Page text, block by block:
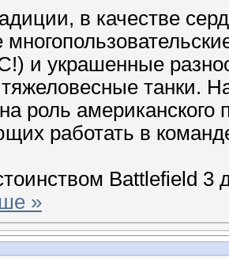
в качестве
и украшенные
танки.
роль американского
работать в
Battlefield 3
»